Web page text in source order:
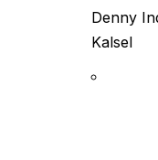
Denny
Kalsel